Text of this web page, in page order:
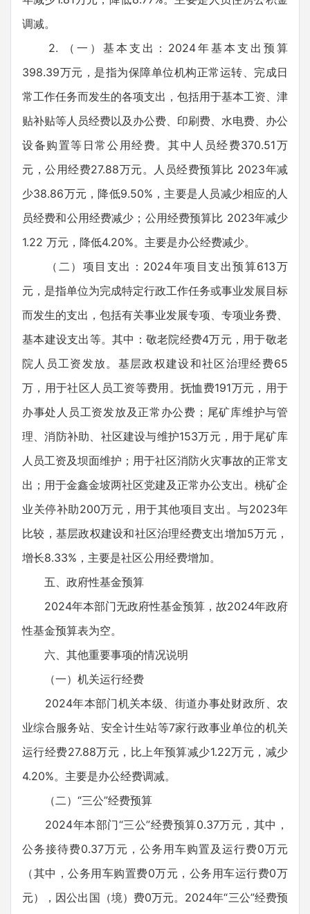
调减。
2. （一）基本支出：2024年基本支出预算
398.39万元，是指为保障单位机构正常运转、完成日
常工作任务而发生的各项支出，包括用于基本工资、津
贴补贴等人员经费以及办公费、印刷费、水电费、办公
设备购置等日常公用经费。其中人员经费370.51万
元，公用经费27.88万元。人员经费预算比 2023年减
少38.86万元，降低9.50%，主要是人员减少相应的人
员经费和公用经费减少；公用经费预算比 2023年减少
1.22 万元，降低4.20%。主要是办公经费减少。
（二）项目支出：2024年项目支出预算613万
元，是指单位为完成特定行政工作任务或事业发展目标
而发生的支出，包括有关事业发展专项、专项业务费、
基本建设支出等。其中：敬老院经费4万元，用于敬老
院人员工资发放。基层政权建设和社区治理经费65
万，用于社区人员工资等费用。抚恤费191万元，用于
办事处人员工资发放及正常办公费；尾矿库维护与管
理、消防补助、社区建设与维护153万元，用于尾矿库
人员工资及坝面维护；用于社区消防火灾事故的正常支
出；用于金鑫金坡两社区党建及正常办公支出。桃矿企
业关停补助200万元，用于其他项目支出。与2023年
比较，基层政权建设和社区治理经费支出增加5万元，
增长8.33%，主要是社区公用经费增加。
五、政府性基金预算
2024年本部门无政府性基金预算，故2024年政府
性基金预算表为空。
六、其他重要事项的情况说明
（一）机关运行经费
2024年本部门机关本级、街道办事处财政所、农
业综合服务站、安全计生站等7家行政事业单位的机关
运行经费27.88万元，比上年预算减少1.22万元，减少
4.20%。主要是办公经费调减。
（二）“三公”经费预算
2024年本部门“三公”经费预算0.37万元，其中，
公务接待费0.37万元，公务用车购置及运行费0万元
（其中，公务用车购置费0万元，公务用车运行费0万
元），因公出国（境）费0万元。2024年“三公”经费预